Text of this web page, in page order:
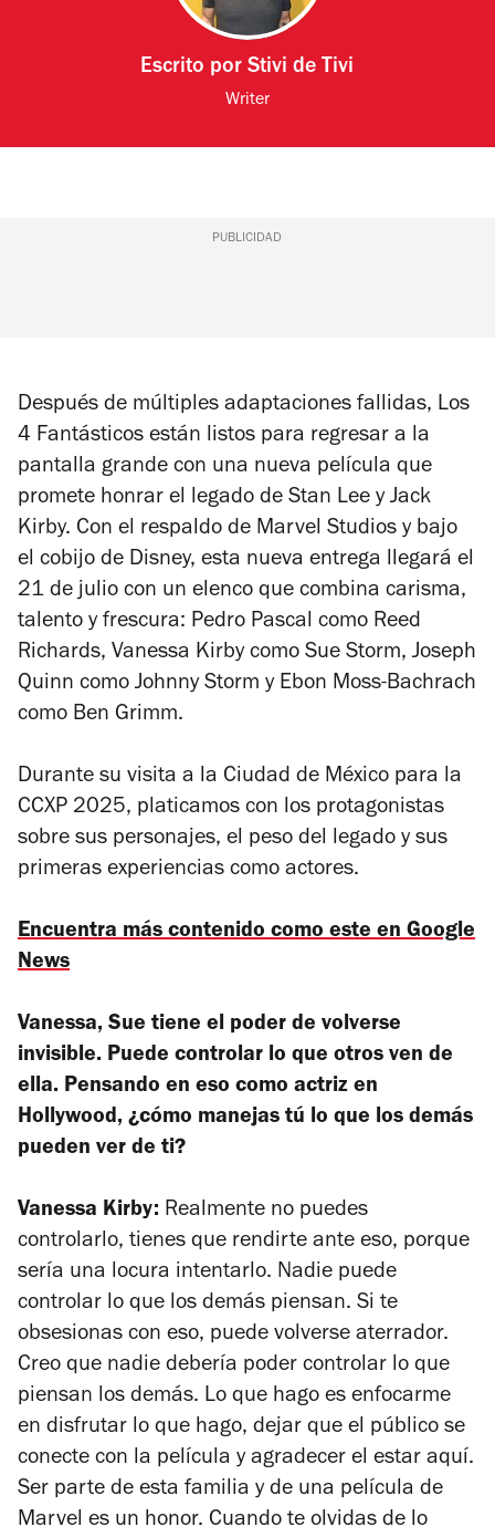
Escrito porStivi de Tivi
Writer
PUBLICIDAD
Después de múltiples adaptaciones fallidas, Los
4 Fantásticos están listos para regresar a la
pantalla grande con una nueva película que
promete honrar el legado de Stan Lee y Jack
Kirby. Con el respaldo de Marvel Studios y bajo
el cobijo de Disney, esta nueva entrega llegará el
21 de julio con un elenco que combina carisma,
talento y frescura: Pedro Pascal como Reed
Richards, Vanessa Kirby como Sue Storm, Joseph
Quinn como Johnny Storm y Ebon Moss-Bachrach
como Ben Grimm.
Durante su visita a la Ciudad de México para la
CCXP 2025, platicamos con los protagonistas
sobre sus personajes, el peso del legado y sus
primeras experiencias como actores.
Encuentra más contenido como este en Google
News
Vanessa, Sue tiene el poder de volverse
invisible. Puede controlar lo que otros ven de
ella. Pensando en eso como actriz en
Hollywood, ¿cómo manejas tú lo que los demás
pueden ver de ti?
Vanessa Kirby: Realmente no puedes
controlarlo, tienes que rendirte ante eso, porque
sería una locura intentarlo. Nadie puede
controlar lo que los demás piensan. Si te
obsesionas con eso, puede volverse aterrador.
Creo que nadie debería poder controlar lo que
piensan los demás. Lo que hago es enfocarme
en disfrutar lo que hago, dejar que el público se
conecte con la película y agradecer el estar aquí.
Ser parte de esta familia y de una película de
Marvel es un honor. Cuando te olvidas de lo